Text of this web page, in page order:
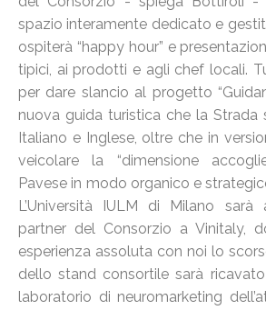
spazio interamente dedicato e
ospiterà “happy hour” e
tipici, ai prodotti e agli chef locali.
per dare slancio al progetto
nuova guida turistica che la Strada
Italiano e Inglese, oltre che in
veicolare la “dimensione
Pavese in modo organico e
L’Università IULM di Milano
partner del Consorzio a Vinitaly,
esperienza assoluta con noi lo
dello stand consortile sarà
laboratorio di neuromarketing